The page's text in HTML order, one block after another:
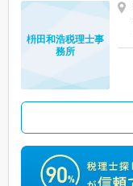
枡田和浩税理士事
務所